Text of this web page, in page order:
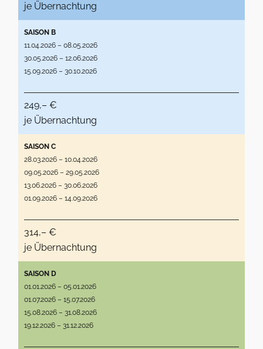
je Übernachtung
SAISON B
11.04.2026 – 08.05.2026
30.05.2026 – 12.06.2026
15.09.2026 – 30.10.2026
249,– €
je Übernachtung
SAISON C
28.03.2026 – 10.04.2026
09.05.2026 – 29.05.2026
13.06.2026 – 30.06.2026
01.09.2026 – 14.09.2026
314,– €
je Übernachtung
SAISON D
01.01.2026 – 05.01.2026
01.07.2026 – 15.07.2026
15.08.2026 – 31.08.2026
19.12.2026 – 31.12.2026